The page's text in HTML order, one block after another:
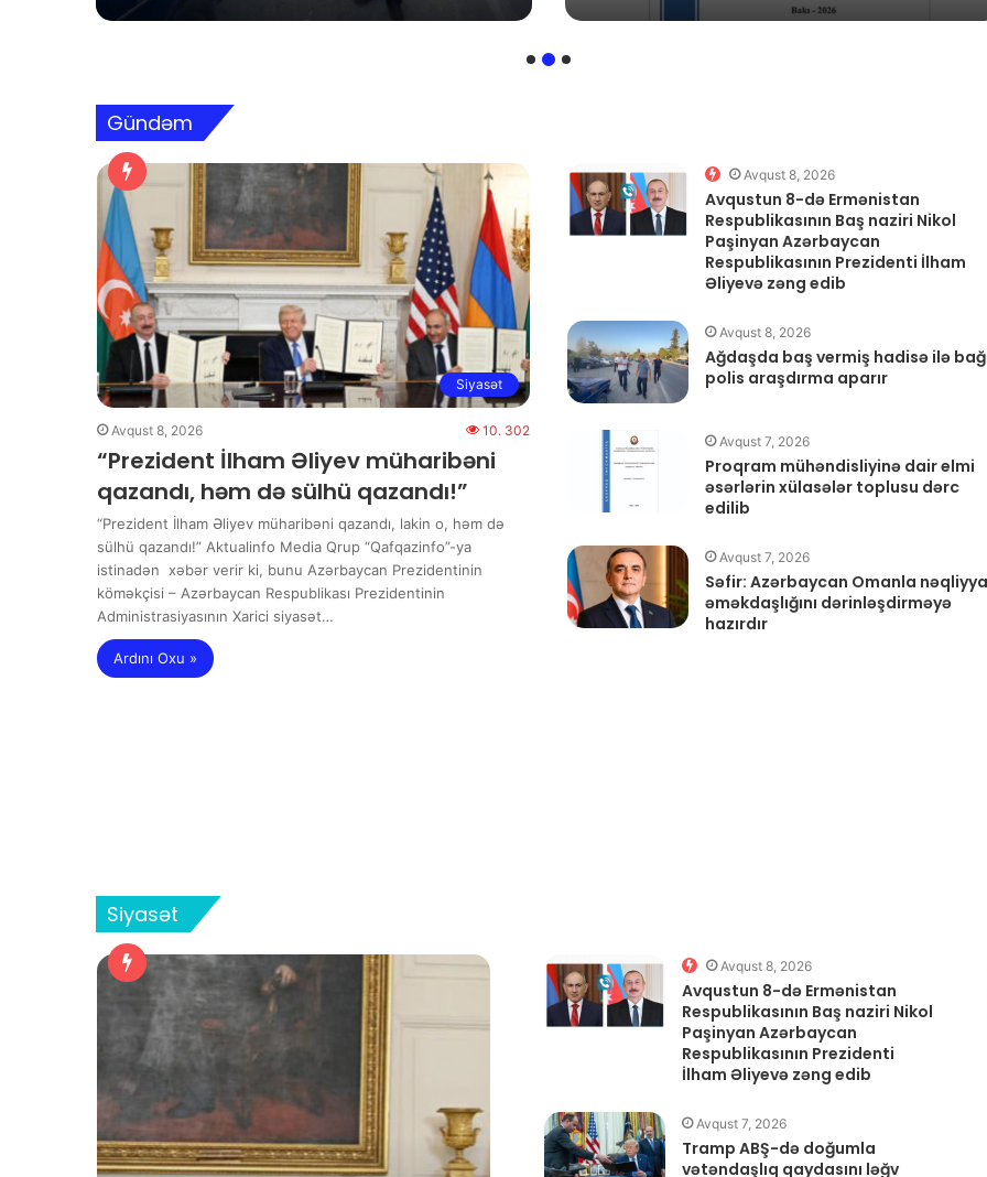
Gündəm
Siyasət
Avqust 8, 2026 10. 302
“Prezident İlham Əliyev müharibəni
qazandı, həm də sülhü qazandı!”
“Prezident İlham Əliyev müharibəni qazandı, lakin o, həm də
sülhü qazandı!” Aktualinfo Media Qrup “Qafqazinfo”-ya
istinadən xəbər verir ki, bunu Azərbaycan Prezidentinin
köməkçisi – Azərbaycan Respublikası Prezidentinin
Administrasiyasının Xarici siyasət…
Ardını Oxu »
Avqust 8, 2026
Avqustun 8-də Ermənistan
Respublikasının Baş naziri Nikol
Paşinyan Azərbaycan
Respublikasının Prezidenti İlham
Əliyevə zəng edib
Avqust 8, 2026
Ağdaşda baş vermiş hadisə ilə
polis araşdırma aparır
Avqust 7, 2026
Proqram mühəndisliyinə dair elmi
əsərlərin xülasələr toplusu dərc
edilib
Avqust 7, 2026
Səfir: Azərbaycan Omanla
əməkdaşlığını dərinləşdirməyə
hazırdır
Siyasət
Avqust 8, 2026
Avqustun 8-də Ermənistan
Respublikasının Baş naziri Nikol
Paşinyan Azərbaycan
Respublikasının Prezidenti
İlham Əliyevə zəng edib
Avqust 7, 2026
Tramp ABŞ-də doğumla
vətəndaşlıq qaydasını ləğv